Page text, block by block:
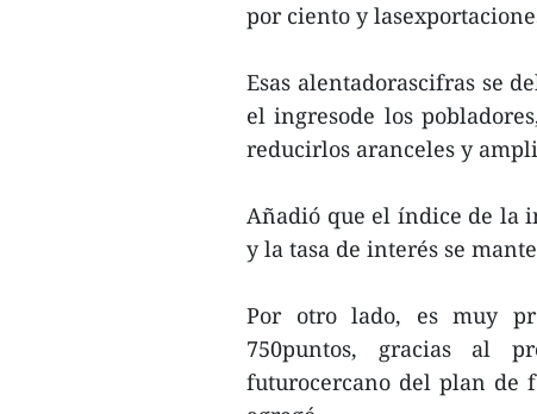
por ciento y
Esas alentadorascifras se
el ingresode los
reducirlos aranceles y
Añadió que el índice de la
y la tasa de interés se
Por otro lado, es muy
750puntos, gracias al
futurocercano del plan de